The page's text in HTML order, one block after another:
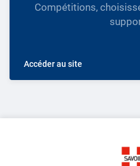
Compétitions,
Accéder au site